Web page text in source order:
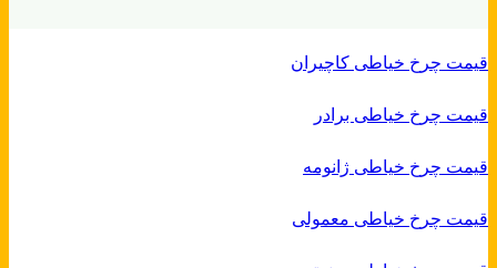
قیمت چرخ خیاطی کاچیران
قیمت چرخ خیاطی برادر
قیمت چرخ خیاطی ژانومه
قیمت چرخ خیاطی معمولی